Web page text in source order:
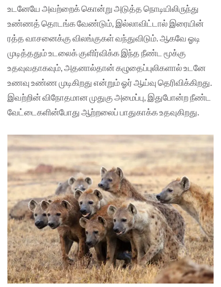
உடனேயே அவற்றைக் கொன்று அடுத்த நொடியிலிருந்து
உண்ணத் தொடங்க வேண்டும், இல்லாவிட்டால் இரையின்
ரத்த வாசனைக்கு விலங்குகள் வந்துவிடும். ஆகவே ஓடி
முடித்ததும் உடலைக் குளிர்விக்க இந்த நீண்ட மூக்கு
உதவுவதாகவும், அதனால்தான் கழுதைப்புலிகளால் உடனே
உணவு உண்ண முடிகிறது என்றும் ஓர் ஆய்வு தெரிவிக்கிறது.
இவற்றின் விநோதமான முதுகு அமைப்பு, இதுபோன்ற நீண்ட
வேட்டைகளின்போது ஆற்றலைப் பாதுகாக்க உதவுகிறது.